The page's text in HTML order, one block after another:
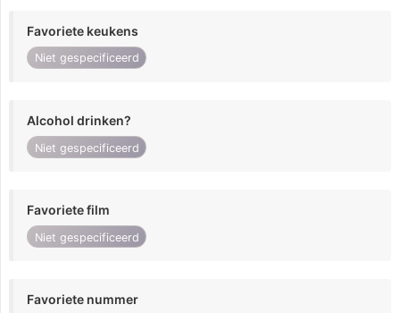
Favoriete keukens
Niet gespecificeerd
Alcohol drinken?
Niet gespecificeerd
Favoriete film
Niet gespecificeerd
Favoriete nummer